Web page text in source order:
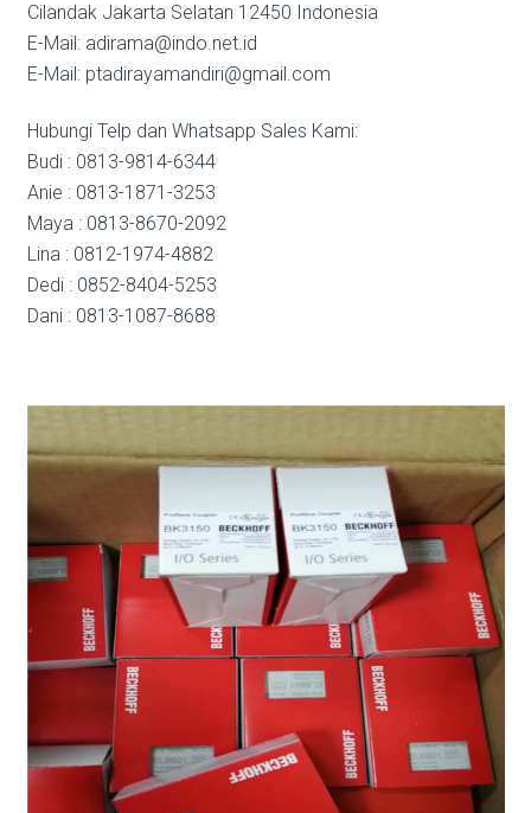
Cilandak Jakarta Selatan 12450 Indonesia
E-Mail: adirama@indo.net.id
E-Mail: ptadirayamandiri@gmail.com
Hubungi Telp dan Whatsapp Sales Kami:
Budi : 0813-9814-6344
Anie : 0813-1871-3253
Maya : 0813-8670-2092
Lina : 0812-1974-4882
Dedi : 0852-8404-5253
Dani : 0813-1087-8688